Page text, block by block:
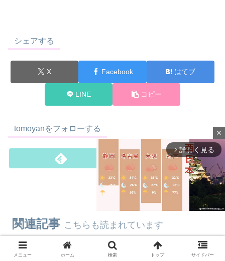
シェアする
X Facebook はてブ
LINE コピー
tomoyanをフォローする
関連記事 こちらも読まれています
話題
ぴよりん×toicaJR東海ｺﾗﾎﾞ入手
メニュー ホーム 検索 トップ サイドバー
close
arrow_forward_ios 詳しく見る